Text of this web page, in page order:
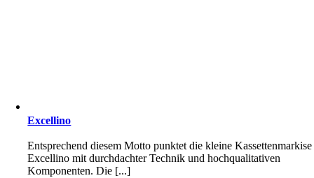
Excellino
Entsprechend diesem Motto punktet die kleine Kassettenmarkise
Excellino mit durchdachter Technik und hochqualitativen
Komponenten. Die [...]